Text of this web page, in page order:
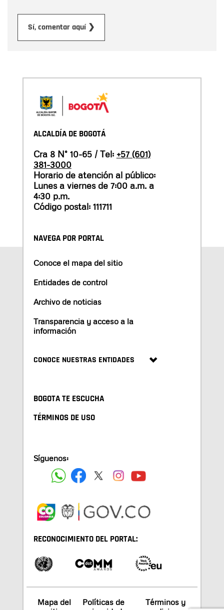
Sí, comentar aquí ❯
ALCALDÍA DE BOGOTÁ
Cra 8 N° 10-65 / Tel: +57 (601)
381-3000
Horario de atención al público:
Lunes a viernes de 7:00 a.m. a
4:30 p.m.
Código postal: 111711
NAVEGA POR PORTAL
Conoce el mapa del sitio
Entidades de control
Archivo de noticias
Transparencia y acceso a la
información
CONOCE NUESTRAS ENTIDADES
BOGOTA TE ESCUCHA
TÉRMINOS DE USO
Síguenos:
RECONOCIMIENTO DEL PORTAL:
Mapa del
Políticas de
Términos y